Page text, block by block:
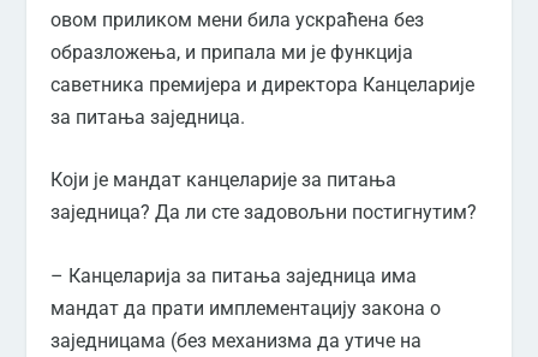
овом приликом мени била ускраћена без
образложења, и припала ми је функција
саветника премијера и директора Канцеларије
за питања заједница.
Који је мандат канцеларије за питања
заједница? Да ли сте задовољни постигнутим?
– Канцеларија за питања заједница има
мандат да прати имплементацију закона о
заједницама (без механизма да утиче на